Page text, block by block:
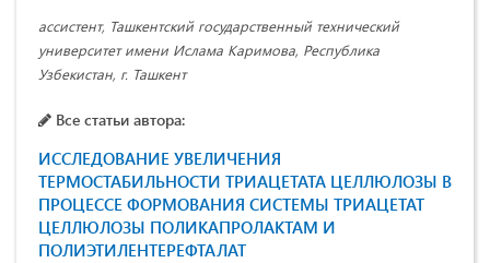
ассистент, Ташкентский государственный технический
университет имени Ислама Каримова, Республика
Узбекистан, г. Ташкент
Все статьи автора:
ИССЛЕДОВАНИЕ УВЕЛИЧЕНИЯ
ТЕРМОСТАБИЛЬНОСТИ ТРИАЦЕТАТА ЦЕЛЛЮЛОЗЫ В
ПРОЦЕССЕ ФОРМОВАНИЯ СИСТЕМЫ ТРИАЦЕТАТ
ЦЕЛЛЮЛОЗЫ ПОЛИКАПРОЛАКТАМ И
ПОЛИЭТИЛЕНТЕРЕФТАЛАТ